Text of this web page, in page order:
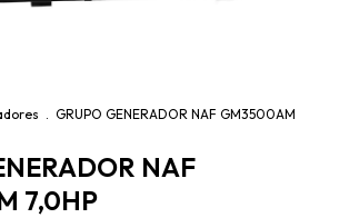
. GRUPO GENERADOR NAF GM3500AM
NAF
7,0HP